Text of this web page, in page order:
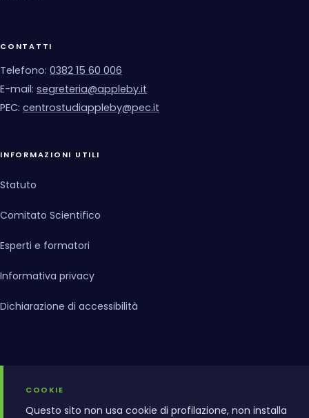
CONTATTI
Telefono: 0382 15 60 006
E-mail: segreteria@appleby.it
PEC: centrostudiappleby@pec.it
INFORMAZIONI UTILI
Statuto
Comitato Scientifico
Esperti e formatori
Informativa privacy
Dichiarazione di accessibilità
COOKIE
Questo sito non usa cookie di profilazione, non installa